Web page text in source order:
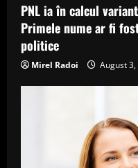
PNL ia în calcul
Primele nume ar fi
politice
Mirel Radoi August